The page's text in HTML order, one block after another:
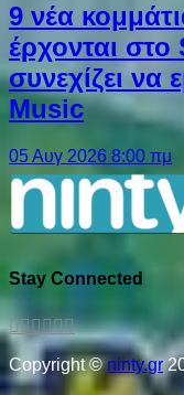
9 νέα
έρχονται
συνεχίζει να
Music
05 Αυγ 2026 8:00 πμ
Stay Connected
Copyright ©ninty.gr